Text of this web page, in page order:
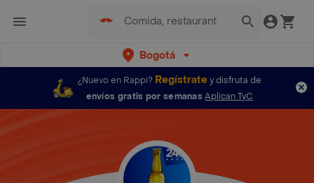
Bogotá
¿Nuevo en Rappi? Regístratey disfruta de
envíos gratis por semanas Aplican TyC